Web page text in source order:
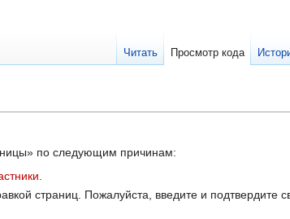
по следующим причинам:
страниц. Пожалуйста, введите и подтвердите
Читать Просмотр кода